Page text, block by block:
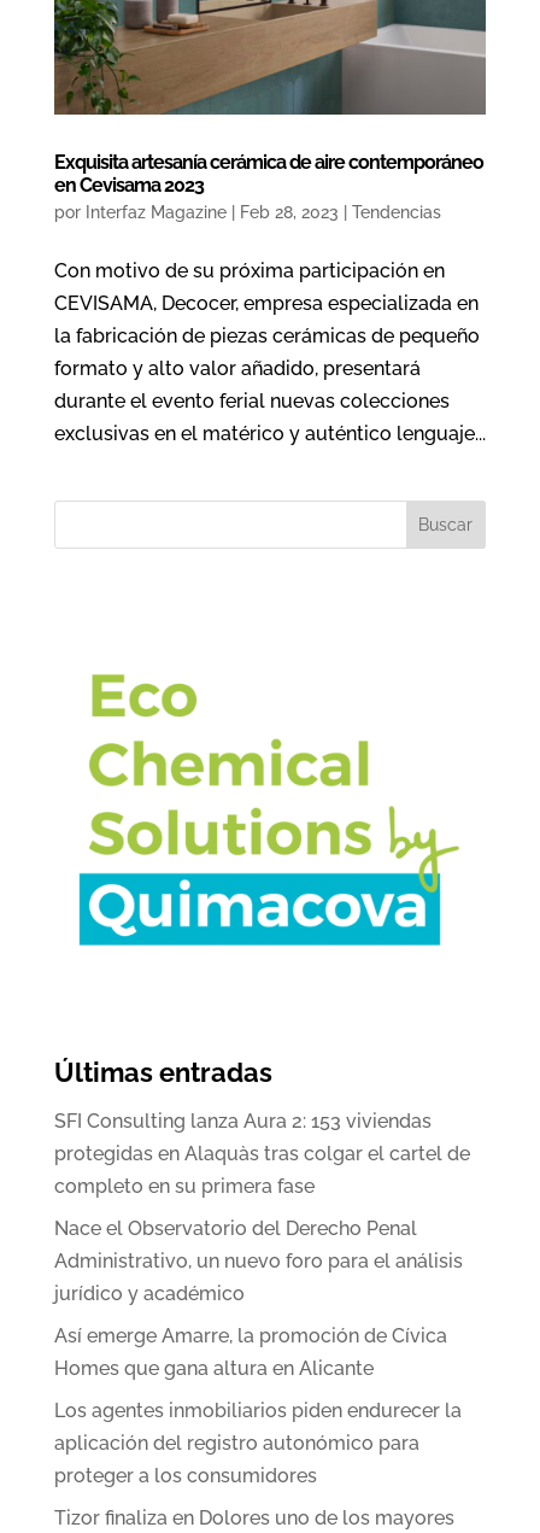
Exquisita artesanía cerámica de aire contemporáneo
en Cevisama 2023
por Interfaz Magazine| Feb 28, 2023 Tendencias
Con motivo de su próxima participación en
CEVISAMA, Decocer, empresa especializada en
la fabricación de piezas cerámicas de pequeño
formato y alto valor añadido, presentará
durante el evento ferial nuevas colecciones
exclusivas en el matérico y auténtico lenguaje...
Buscar
Últimas entradas
SFI Consulting lanza Aura 2: 153 viviendas
protegidas en Alaquàs tras colgar el cartel de
completo en su primera fase
Nace el Observatorio del Derecho Penal
Administrativo, un nuevo foro para el análisis
jurídico y académico
Así emerge Amarre, la promoción de Cívica
Homes que gana altura en Alicante
Los agentes inmobiliarios piden endurecer la
aplicación del registro autonómico para
proteger a los consumidores
Tizor finaliza en Dolores uno de los mayores